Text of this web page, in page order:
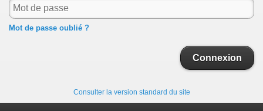
Mot de passe oublié ?
Connexion
Consulter la version standard du site